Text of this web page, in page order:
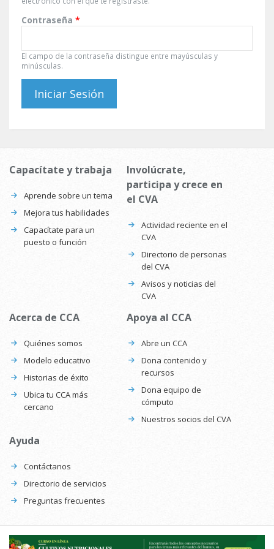
Contraseña *
El campo de la contraseña distingue entre mayúsculas y
minúsculas.
Capacítate y trabaja
Aprende sobre un tema
Mejora tus habilidades
Capacítate para un
puesto o función
Involúcrate,
participa y crece en
el CVA
Actividad reciente en el
CVA
Directorio de personas
del CVA
Avisos y noticias del
CVA
Acerca de CCA
Quiénes somos
Modelo educativo
Historias de éxito
Ubica tu CCA más
cercano
Apoya al CCA
Abre un CCA
Dona contenido y
recursos
Dona equipo de
cómputo
Nuestros socios del CVA
Ayuda
Contáctanos
Directorio de servicios
Preguntas frecuentes